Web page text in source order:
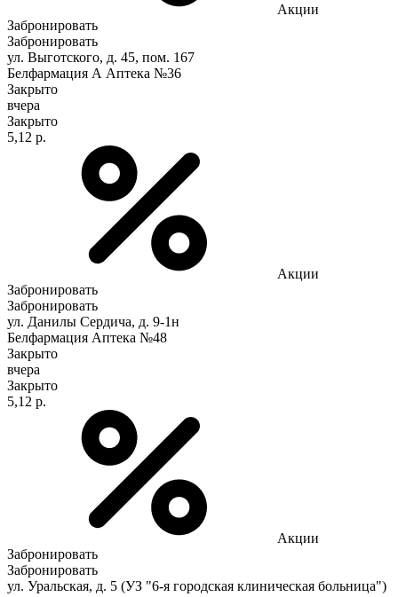
Акции
Забронировать
Забронировать
ул. Выготского, д. 45, пом. 167
Белфармация А Аптека №36
Закрыто
вчера
Закрыто
5,12 р.
Акции
Забронировать
Забронировать
ул. Данилы Сердича, д. 9-1н
Белфармация Аптека №48
Закрыто
вчера
Закрыто
5,12 р.
Акции
Забронировать
Забронировать
ул. Уральская, д. 5 (УЗ "6-я городская клиническая больница")